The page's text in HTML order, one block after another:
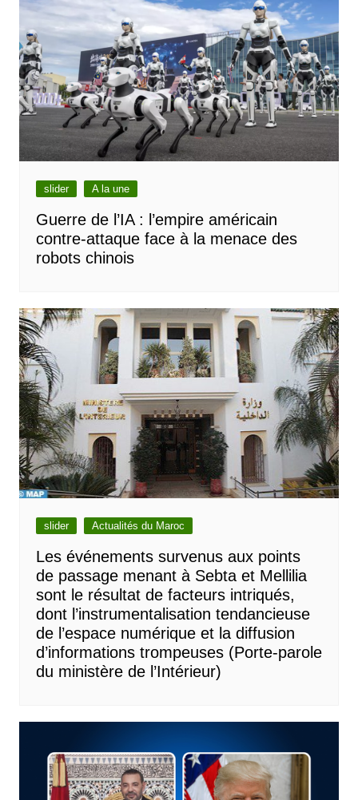
slider A la une
Guerre de l’IA : l’empire américain
contre-attaque face à la menace des
robots chinois
slider Actualités du Maroc
Les événements survenus aux points
de passage menant à Sebta et Mellilia
sont le résultat de facteurs intriqués,
dont l’instrumentalisation tendancieuse
de l’espace numérique et la diffusion
d’informations trompeuses (Porte-parole
du ministère de l’Intérieur)